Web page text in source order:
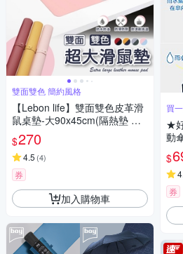
雙面雙色 簡約風格
【Lebon life】雙面雙色皮革滑
鼠桌墊-大90x45cm(隔熱墊 滑
鼠墊 止滑墊 辦公 書桌)
$270
4.5 (4)
券
加入購物車
買
★
動
$
券